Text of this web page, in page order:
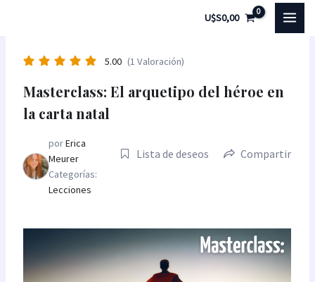
U$S0,00
5.00 (1 Valoración)
Masterclass: El arquetipo del héroe en
la carta natal
porErica
Meurer
Categorías:
Lecciones
Lista de deseos Compartir